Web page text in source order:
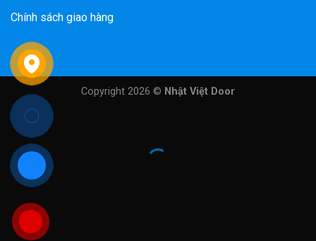
Chính sách giao hàng
Copyright 2026 © Nhật Việt Door